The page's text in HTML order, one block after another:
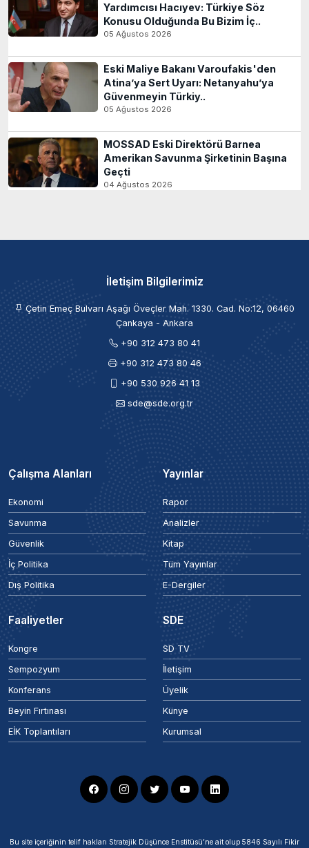
Yardımcısı Hacıyev: Türkiye Söz
Konusu Olduğunda Bu Bizim İç..
05 Ağustos 2026
Eski Maliye Bakanı Varoufakis'den
Atina’ya Sert Uyarı: Netanyahu’ya
Güvenmeyin Türkiy..
05 Ağustos 2026
MOSSAD Eski Direktörü Barnea
Amerikan Savunma Şirketinin Başına
Geçti
04 Ağustos 2026
İletişim Bilgilerimiz
Çetin Emeç Bulvarı Aşağı Öveçler Mah. 1330. Cad. No:12, 06460
Çankaya - Ankara
+90 312 473 80 41
+90 312 473 80 46
+90 530 926 41 13
sde@sde.org.tr
Çalışma Alanları
Ekonomi
Savunma
Güvenlik
İç Politika
Dış Politika
Yayınlar
Rapor
Analizler
Kitap
Tüm Yayınlar
E-Dergiler
Faaliyetler
Kongre
Sempozyum
Konferans
Beyin Fırtınası
EİK Toplantıları
SDE
SD TV
İletişim
Üyelik
Künye
Kurumsal
Bu site içeriğinin telif hakları Stratejik Düşünce Enstitüsü’ne ait olup 5846 Sayılı Fikir